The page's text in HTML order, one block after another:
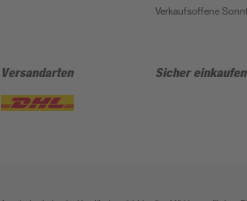
Verkaufsoffene
Versandarten Sicher einkaufen